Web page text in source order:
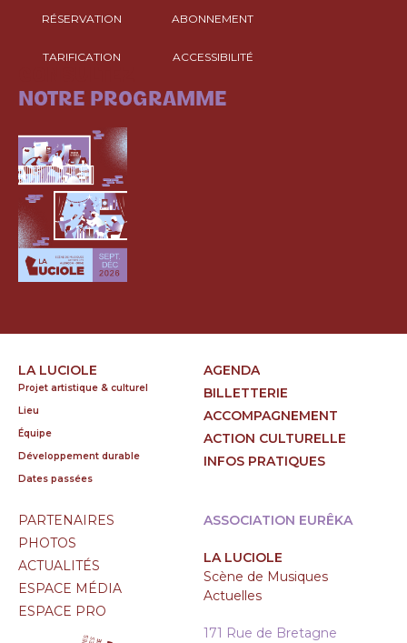
RÉSERVATION ABONNEMENT
TARIFICATION ACCESSIBILITÉ
NOTRE PROGRAMME
LA LUCIOLE
Projet artistique & culturel
Lieu
Équipe
Développement durable
Dates passées
AGENDA
BILLETTERIE
ACCOMPAGNEMENT
ACTION CULTURELLE
INFOS PRATIQUES
PARTENAIRES
PHOTOS
ACTUALITÉS
ESPACE MÉDIA
ESPACE PRO
ASSOCIATION EURÊKA
LA LUCIOLE
Scène de Musiques
Actuelles
171 Rue de Bretagne